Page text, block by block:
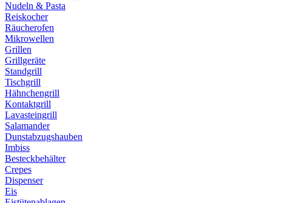
Nudeln & Pasta
Reiskocher
Räucherofen
Mikrowellen
Grillen
Grillgeräte
Standgrill
Tischgrill
Hähnchengrill
Kontaktgrill
Lavasteingrill
Salamander
Dunstabzugshauben
Imbiss
Besteckbehälter
Crepes
Dispenser
Eis